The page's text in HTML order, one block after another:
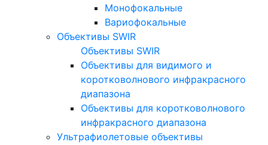
Монофокальные
Вариофокальные
Объективы SWIR
Объективы SWIR
Объективы для видимого и
коротковолнового инфракрасного
диапазона
Объективы для коротковолнового
инфракрасного диапазона
Ультрафиолетовые объективы